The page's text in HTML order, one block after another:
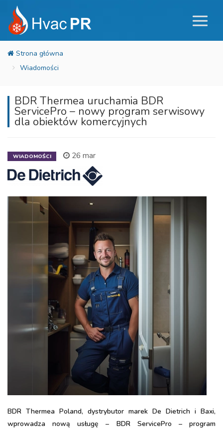
Wiadomości
BDR Thermea uruchamia BDR
ServicePro – nowy program serwisowy
dla obiektów komercyjnych
WIADOMOŚCI 26 mar
BDR Thermea Poland, dystrybutor marek De Dietrich i Baxi,
wprowadza nową usługę – BDR ServicePro – program